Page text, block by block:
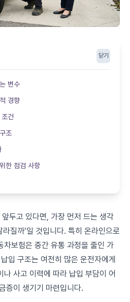
닫기
변수
경향
건
조
한 점검 사항
두고 있다면, 가장 먼저 드는 생각
질까’일 것입니다. 특히 온라인으로
차보험은 중간 유통 과정을 줄인 가
입 구조는 여전히 많은 운전자에게
사고 이력에 따라 납입 부담이 어
증이 생기기 마련입니다.